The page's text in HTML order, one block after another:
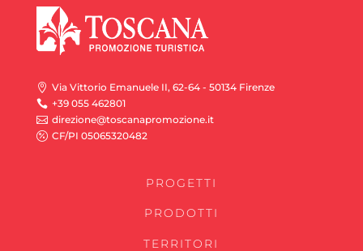
 Via Vittorio Emanuele II, 62-64 - 50134 Firenze
 +39 055 462801
 direzione@toscanapromozione.it
 CF/PI 05065320482
PROGETTI
PRODOTTI
TERRITORI